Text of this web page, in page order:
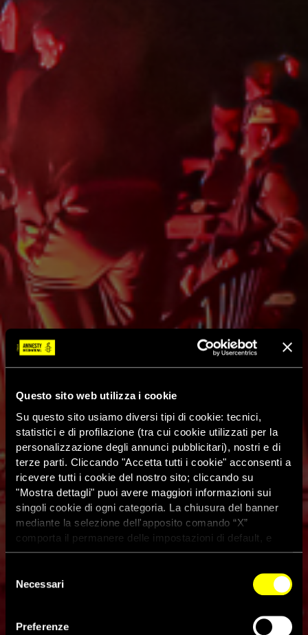
Questo sito web utilizza i cookie
Su questo sito usiamo diversi tipi di cookie: tecnici,
statistici e di profilazione (tra cui cookie utilizzati per la
personalizzazione degli annunci pubblicitari), nostri e di
terze parti. Cliccando "Accetta tutti i cookie" acconsenti a
ricevere tutti i cookie del nostro sito; cliccando su
"Mostra dettagli" puoi avere maggiori informazioni sui
singoli cookie di ogni categoria. La chiusura del banner
mediante la selezione dell'apposito comando “X”
comporta il permanere delle impostazioni di default, e
dunque la continuazione della navigazione con i cookie
dei cookie attivi sul sito clicca
delNecessari
Preferenze
Gli stati che hanno sospeso i